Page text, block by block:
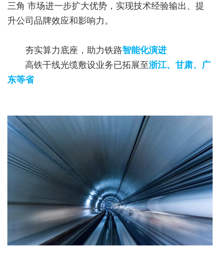
三角 市场进一步扩大优势，实现技术经验输出、提
升公司品牌效应和影响力。
夯实算力底座，助力铁路智能化演进
高铁干线光缆敷设业务已拓展至浙江、甘肃、广
东等省